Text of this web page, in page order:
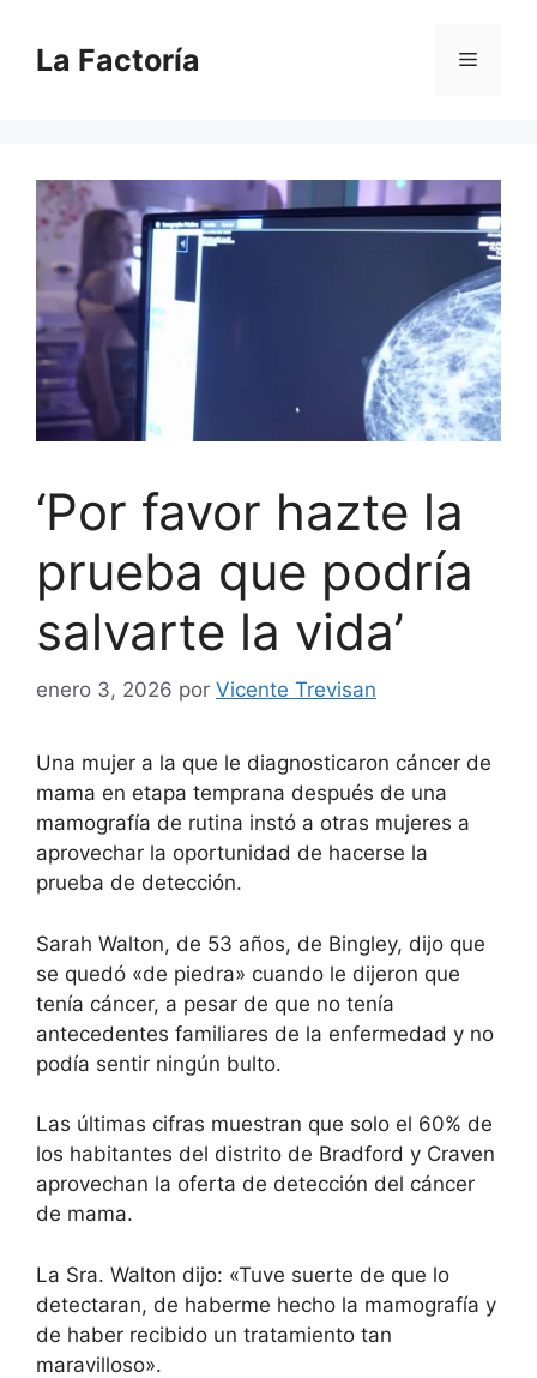
contenido
La Factoría Menú
‘Por favor hazte la
prueba que podría
salvarte la vida’
enero 3, 2026 por Vicente Trevisan
Una mujer a la que le diagnosticaron cáncer de
mama en etapa temprana después de una
mamografía de rutina instó a otras mujeres a
aprovechar la oportunidad de hacerse la
prueba de detección.
Sarah Walton, de 53 años, de Bingley, dijo que
se quedó «de piedra» cuando le dijeron que
tenía cáncer, a pesar de que no tenía
antecedentes familiares de la enfermedad y no
podía sentir ningún bulto.
Las últimas cifras muestran que solo el 60% de
los habitantes del distrito de Bradford y Craven
aprovechan la oferta de detección del cáncer
de mama.
La Sra. Walton dijo: «Tuve suerte de que lo
detectaran, de haberme hecho la mamografía y
de haber recibido un tratamiento tan
maravilloso».